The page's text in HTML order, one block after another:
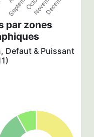
par zones
Defaut & Puissant